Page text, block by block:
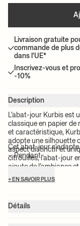
Livraison gratuite
commande de plus
dans l'UE*
Inscrivez-vous et
-10%
Description
L’abat-jour Kurbis est
classique en papier de
et caractéristique,
adopte une silhouette
aspect distinctif et
citrouilles, l’abat-jour
ajoute de l’ambiance
Cet abat-jour s'adapte
– Pendant
+ EN SAVOIR PLUS
Détails